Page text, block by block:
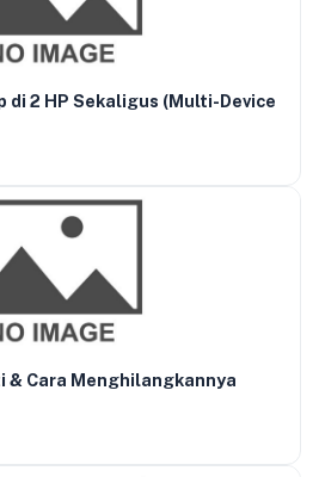
di 2 HP Sekaligus (Multi-Device
& Cara Menghilangkannya